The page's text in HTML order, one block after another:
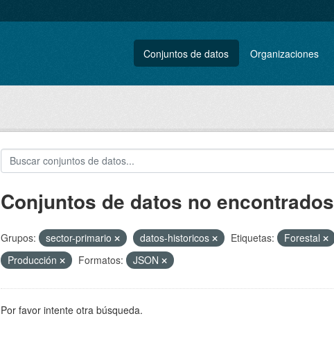
Conjuntos de datos Organizaciones
Conjuntos de datos no encontrados
Grupos: sector-primario datos-historicos Etiquetas:
Forestal
Producción
Formatos: JSON
Por favor intente otra búsqueda.